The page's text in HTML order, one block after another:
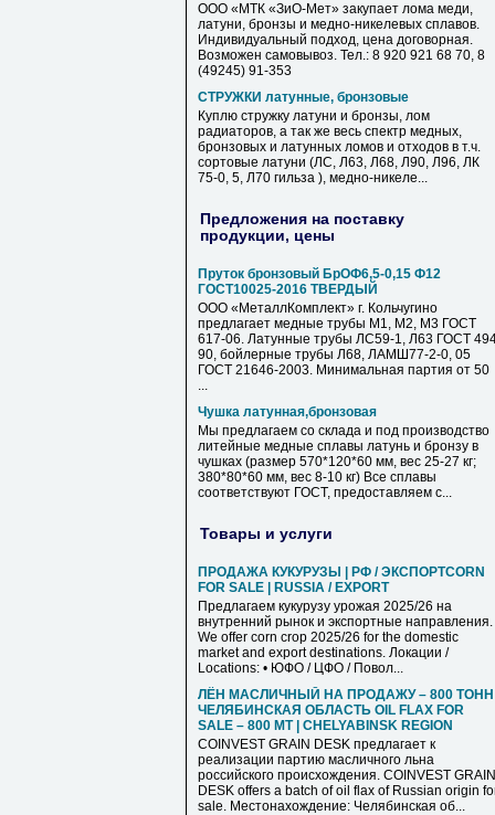
ООО «МТК «ЗиО-Мет» закупает лома меди,
латуни, бронзы и медно-никелевых сплавов.
Индивидуальный подход, цена договорная.
Возможен самовывоз. Тел.: 8 920 921 68 70, 8
(49245) 91-353
СТРУЖКИ латунные, бронзовые
Куплю стружку латуни и бронзы, лом
радиаторов, а так же весь спектр медных,
бронзовых и латунных ломов и отходов в т.ч.
сортовые латуни (ЛС, Л63, Л68, Л90, Л96, ЛК
75-0, 5, Л70 гильза ), медно-никеле...
Предложения на поставку
продукции, цены
Пруток бронзовый БрОФ6,5-0,15 Ф12
ГОСТ10025-2016 ТВЕРДЫЙ
ООО «МеталлКомплект» г. Кольчугино
предлагает медные трубы М1, М2, М3 ГОСТ
617-06. Латунные трубы ЛС59-1, Л63 ГОСТ
90, бойлерные трубы Л68, ЛАМШ77-2-0, 05
ГОСТ 21646-2003. Минимальная партия от 50
...
Чушка латунная,бронзовая
Мы предлагаем со склада и под производство
литейные медные сплавы латунь и бронзу в
чушках (размер 570*120*60 мм, вес 25-27 кг;
380*80*60 мм, вес 8-10 кг) Все сплавы
соответствуют ГОСТ, предоставляем с...
Товары и услуги
ПРОДАЖА КУКУРУЗЫ | РФ / ЭКСПОРТCORN
FOR SALE | RUSSIA / EXPORT
Предлагаем кукурузу урожая 2025/26 на
внутренний рынок и экспортные направления.
We offer corn crop 2025/26 for the domestic
market and export destinations. Локации /
Locations: • ЮФО / ЦФО / Повол...
ЛЁН МАСЛИЧНЫЙ НА ПРОДАЖУ – 800 ТОНН
ЧЕЛЯБИНСКАЯ ОБЛАСТЬ OIL FLAX FOR
SALE – 800 MT | CHELYABINSK REGION
COINVEST GRAIN DESK предлагает к
реализации партию масличного льна
российского происхождения. COINVEST GRAIN
DESK offers a batch of oil flax of Russian origin
sale. Местонахождение: Челябинская об...